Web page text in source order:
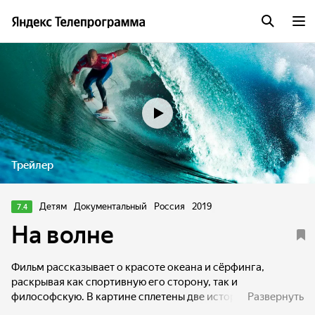
Трейлер
7.4 Детям Документальный Россия 2019
На волне
Фильм рассказывает о красоте океана и сёрфинга,
раскрывая как спортивную его сторону, так и
философскую. В картине сплетены две истории: истории
Развернуть